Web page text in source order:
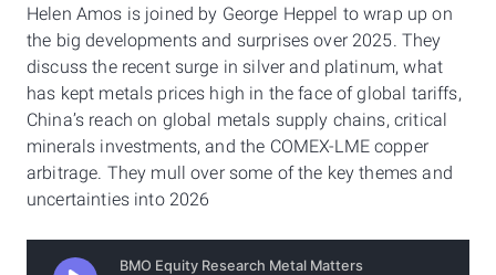
Helen Amos is joined by George Heppel to wrap up on
the big developments and surprises over 2025. They
discuss the recent surge in silver and platinum, what
has kept metals prices high in the face of global tariffs,
China’s reach on global metals supply chains, critical
minerals investments, and the COMEX-LME copper
arbitrage. They mull over some of the key themes and
uncertainties into 2026